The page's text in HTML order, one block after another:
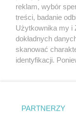
Zaloguj
Zapomniałem hasła
Copyright
reklam, wybór
treści, badanie
Użytkownika my i
dokładnych
skanować
identyfikacji.
prywatności
. Niektóre
PARTNERZY